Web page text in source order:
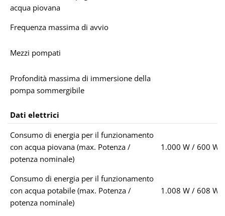
acqua piovana
Frequenza massima di avvio
Mezzi pompati
Profondità massima di immersione della
pompa sommergibile
Dati elettrici
Consumo di energia per il funzionamento
con acqua piovana (max. Potenza /
potenza nominale)
1.000 W / 600 W
Consumo di energia per il funzionamento
con acqua potabile (max. Potenza /
potenza nominale)
1.008 W / 608 W